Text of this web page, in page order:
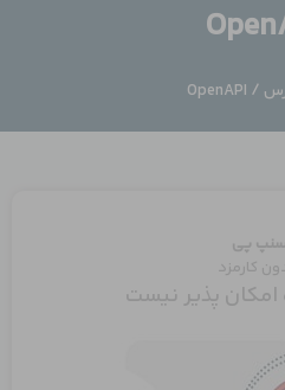
/ OpenAPI
پی
کارمزد
امکان پذیر نیست